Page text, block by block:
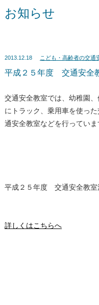
お知らせ
2013.12.18 こども・高齢者の交通
平成２５年度 交通安全
交通安全教室では、幼稚園
にトラック、乗用車を使っ
通安全教室などを行っていま
平成２５年度 交通安全教室
詳しくはこちらへ